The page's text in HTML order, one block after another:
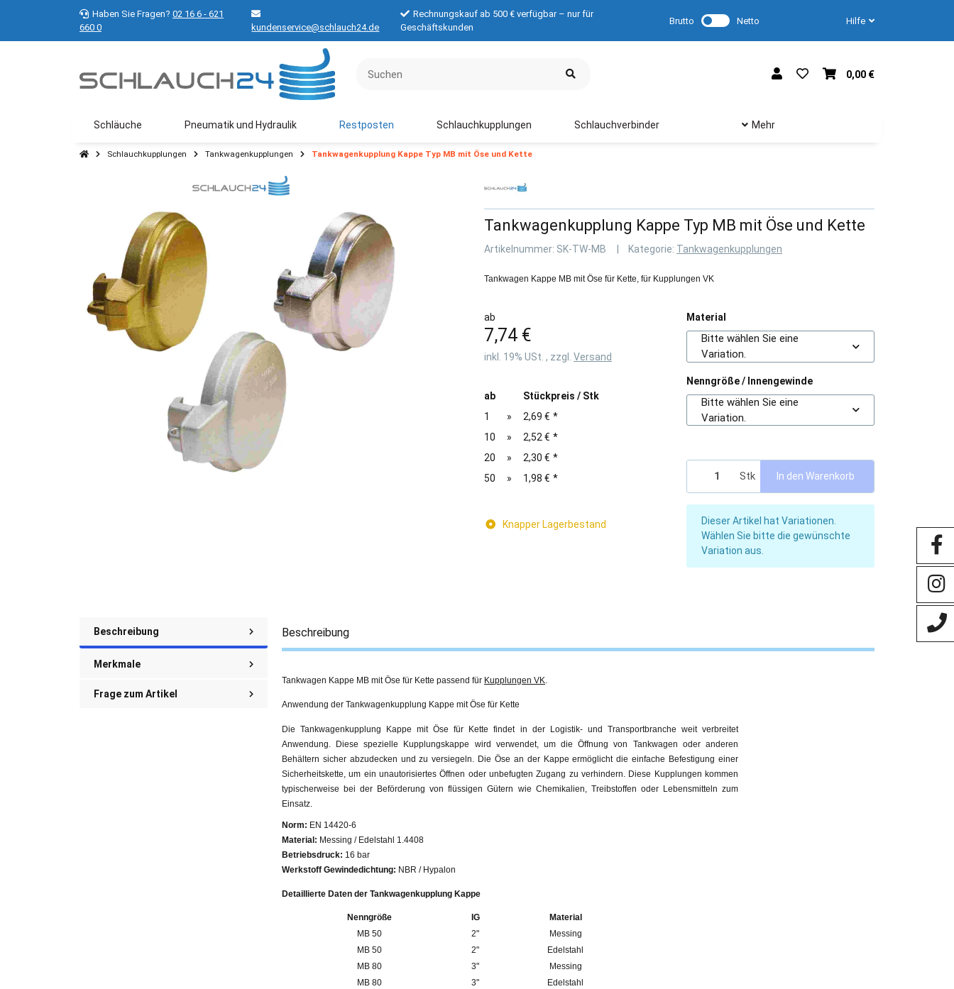
Haben Sie Fragen? 02 16 6 - 621
660 0
kundenservice@schlauch24.de
Rechnungskauf ab 500 € verfügbar – nur für
Geschäftskunden
Brutto Netto Hilfe
0,00 €
Schläuche Pneumatik und Hydraulik Restposten Schlauchkupplungen Schlauchverbinder Mehr
Schlauchkupplungen Tankwagenkupplungen Tankwagenkupplung Kappe Typ MB mit Öse und Kette
Tankwagenkupplung Kappe Typ MB mit Öse und Kette
Artikelnummer: SK-TW-MB Kategorie: Tankwagenkupplungen
Tankwagen Kappe MB mit Öse für Kette, für Kupplungen VK
ab
7,74 €
inkl. 19% USt. , zzgl. Versand
ab
Stückpreis / Stk
1
» 2,69 € *
10
» 2,52 € *
20
» 2,30 € *
50
» 1,98 € *
Knapper Lagerbestand
Material
Bitte wählen Sie eine
Variation.
Nenngröße / Innengewinde
Bitte wählen Sie eine
Variation.
Stk In den Warenkorb
x
Dieser Artikel hat Variationen.
Wählen Sie bitte die gewünschte
Variation aus.
Beschreibung
Merkmale
Frage zum Artikel
Beschreibung
Tankwagen Kappe MB mit Öse für Kette passend für Kupplungen VK
Anwendung der Tankwagenkupplung Kappe mit Öse für Kette
Die Tankwagenkupplung Kappe mit Öse für Kette findet in der Logistik- und Transportbranche weit verbreitet
Anwendung. Diese spezielle Kupplungskappe wird verwendet, um die Öffnung von Tankwagen oder anderen
Behältern sicher abzudecken und zu versiegeln. Die Öse an der Kappe ermöglicht die einfache Befestigung einer
Sicherheitskette, um ein unautorisiertes Öffnen oder unbefugten Zugang zu verhindern. Diese Kupplungen kommen
typischerweise bei der Beförderung von flüssigen Gütern wie Chemikalien, Treibstoffen oder Lebensmitteln zum
Einsatz.
Norm: EN 14420-6
Material: Messing / Edelstahl 1.4408
Betriebsdruck: 16 bar
Werkstoff Gewindedichtung: NBR / Hypalon
Detaillierte Daten der Tankwagenkupplung Kappe
Nenngröße IG
Material
MB 50
2"
Messing
MB 50
2"
Edelstahl
MB 80
3"
Messing
MB 80
3"
Edelstahl